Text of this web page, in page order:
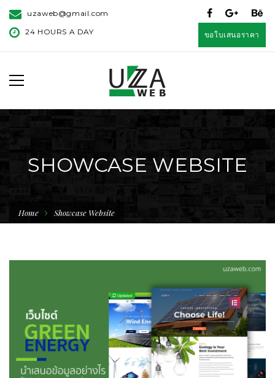
uzaweb@gmail.com
24 HOURS A DAY
ขอใบเสนอราคา
SHOWCASE WEBSITE
Home Showcase Website